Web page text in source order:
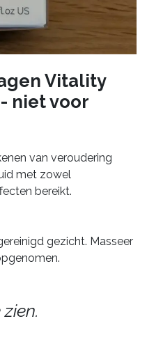
Vitality
niet voor
van veroudering
met zowel
bereikt.
gezicht. Masseer